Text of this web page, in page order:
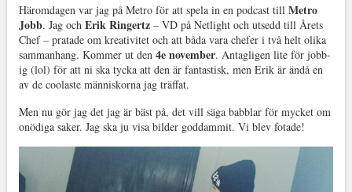
Häromdagen var jag på Metro för att spela in en podcast till Metro
Jobb. Jag och Erik Ringertz– VD på Netlight och utsedd till Årets
Chef – pratade om kreativitet och att båda vara chefer i två helt olika
sammanhang. Kommer ut den 4e november. Antagligen lite för jobb-
ig (lol) för att ni ska tycka att den är fantastisk, men Erik är ändå en
av de coolaste människorna jag träffat.
Men nu gör jag det jag är bäst på, det vill säga babblar för mycket om
onödiga saker. Jag ska ju visa bilder goddammit. Vi blev fotade!